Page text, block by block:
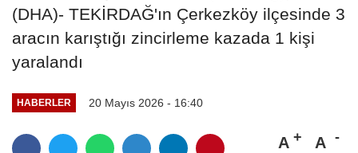
(DHA)- TEKİRDAĞ'ın Çerkezköy ilçesinde 3
aracın karıştığı zincirleme kazada 1 kişi
yaralandı
HABERLER 20 Mayıs 2026 - 16:40
A A